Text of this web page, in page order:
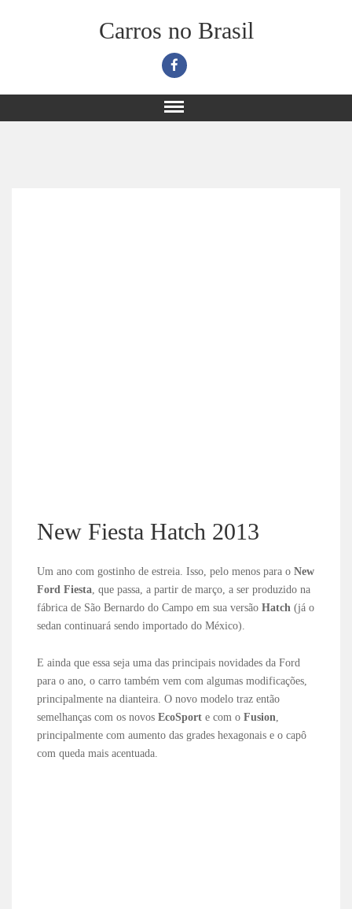
Carros no Brasil
New Fiesta Hatch 2013
Um ano com gostinho de estreia. Isso, pelo menos para oNew
Ford Fiesta, que passa, a partir de março, a ser produzido na
fábrica de São Bernardo do Campo em sua versãoHatch (já o
sedan continuará sendo importado do México).
E ainda que essa seja uma das principais novidades da Ford
para o ano, o carro também vem com algumas modificações,
principalmente na dianteira. O novo modelo traz então
semelhanças com os novosEcoSport e com oFusion
principalmente com aumento das grades hexagonais e o capô
com queda mais acentuada.